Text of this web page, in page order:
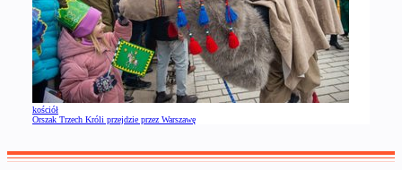
kościół
Orszak Trzech Króli przejdzie przez Warszawę